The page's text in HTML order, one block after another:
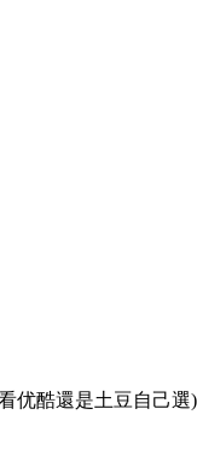
优酷還是土豆自己